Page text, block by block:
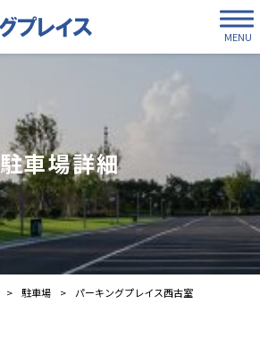
MENU
駐車場詳細
> 駐車場 > パーキングプレイス西古室